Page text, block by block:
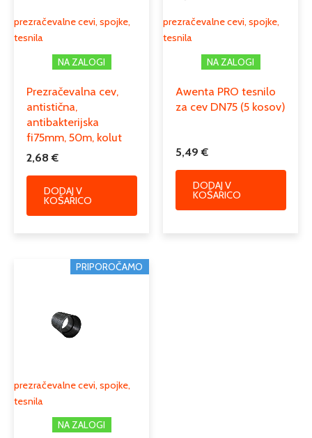
prezračevalne cevi, spojke,
tesnila
NA ZALOGI
Prezračevalna cev,
antistična,
antibakterijska
fi75mm, 50m, kolut
2,68€
DODAJ V
KOŠARICO
prezračevalne cevi, spojke,
tesnila
NA ZALOGI
Awenta PRO tesnilo
za cev DN75 (5 kosov)
5,49€
DODAJ V
KOŠARICO
PRIPOROČAMO
prezračevalne cevi, spojke,
tesnila
NA ZALOGI